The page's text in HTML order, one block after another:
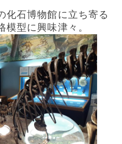
化石博物館に立ち寄る
模型に興味津々。